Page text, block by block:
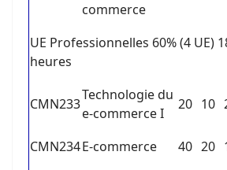
commerce
UE Professionnelles 60% (4 UE)
heures
CMN233
Technologie du
e-commerce I
20 10
CMN234E-commerce 40 20